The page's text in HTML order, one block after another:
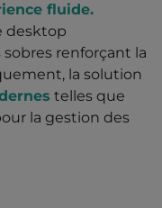
fluide.
desktop
renforçant la
la solution
telles que
la gestion des